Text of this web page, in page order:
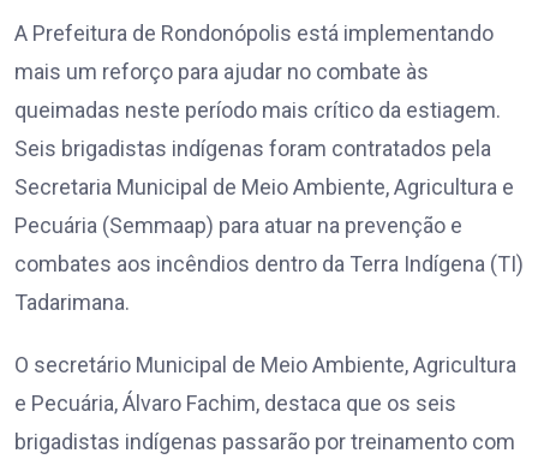
A Prefeitura de Rondonópolis está implementando
mais um reforço para ajudar no combate às
queimadas neste período mais crítico da estiagem.
Seis brigadistas indígenas foram contratados pela
Secretaria Municipal de Meio Ambiente, Agricultura e
Pecuária (Semmaap) para atuar na prevenção e
combates aos incêndios dentro da Terra Indígena (TI)
Tadarimana.
O secretário Municipal de Meio Ambiente, Agricultura
e Pecuária, Álvaro Fachim, destaca que os seis
brigadistas indígenas passarão por treinamento com